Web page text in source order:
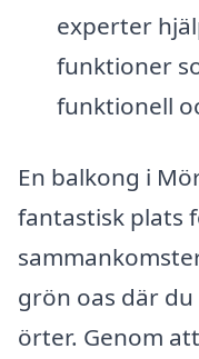
experter
funktioner
funktionell
En balkong i
fantastisk plats
grön oas där
örter. Genom